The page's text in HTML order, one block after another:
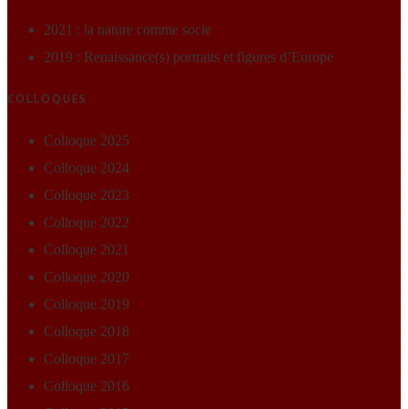
2021 : la nature comme socle
2019 : Renaissance(s) portraits et figures d’Europe
COLLOQUES
Colloque 2025
Colloque 2024
Colloque 2023
Colloque 2022
Colloque 2021
Colloque 2020
Colloque 2019
Colloque 2018
Colloque 2017
Colloque 2016